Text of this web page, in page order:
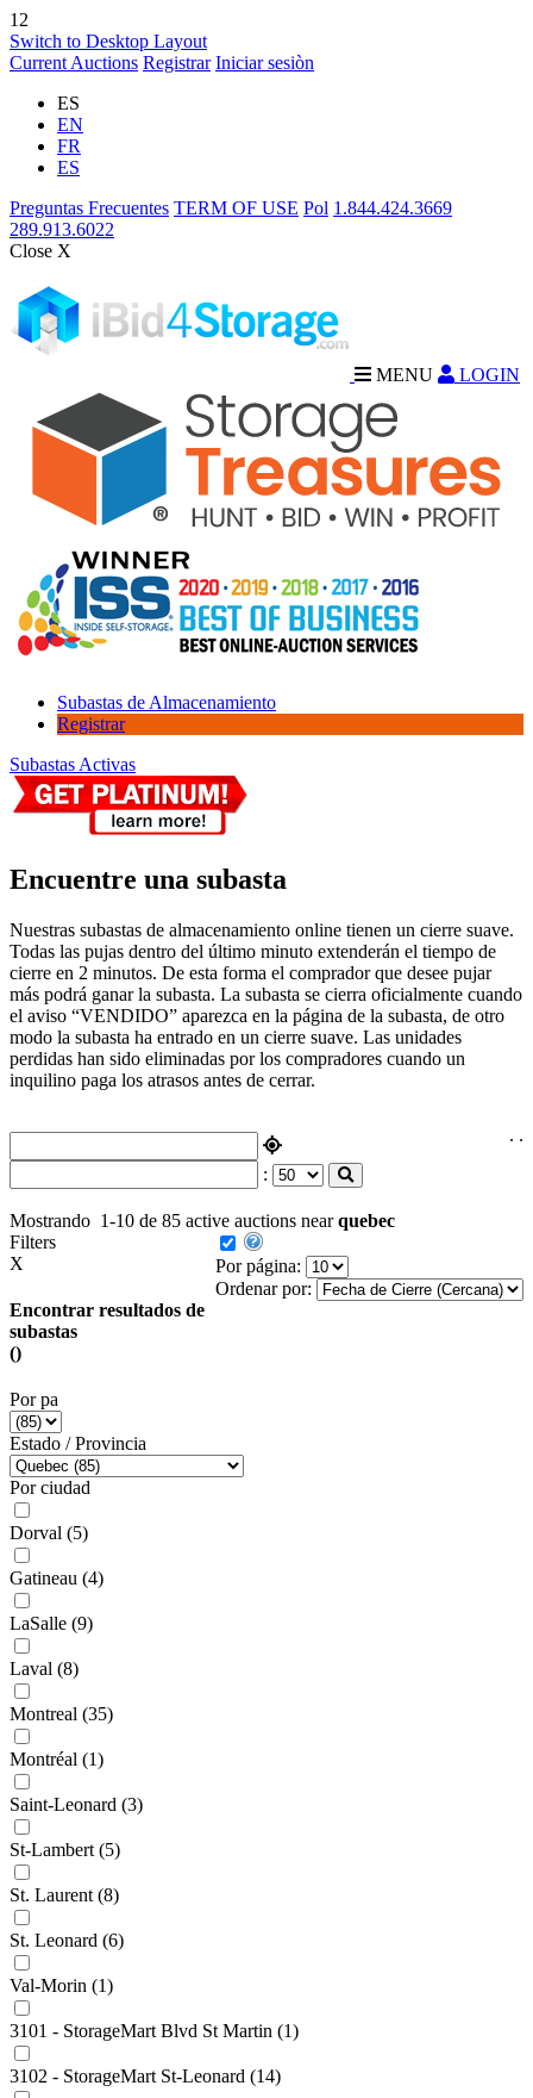
12
Switch to Desktop Layout
Current Auctions Registrar Iniciar sesiòn
ES
EN
FR
ES
Preguntas Frecuentes TERM OF USE Pol 1.844.424.3669
289.913.6022
Close X
MENU LOGIN
Subastas de Almacenamiento
Registrar
Subastas Activas
Encuentre una subasta
Nuestras subastas de almacenamiento online tienen un cierre suave.
Todas las pujas dentro del último minuto extenderán el tiempo de
cierre en 2 minutos. De esta forma el comprador que desee pujar
más podrá ganar la subasta. La subasta se cierra oficialmente cuando
el aviso “VENDIDO” aparezca en la página de la subasta, de otro
modo la subasta ha entrado en un cierre suave. Las unidades
perdidas han sido eliminadas por los compradores cuando un
inquilino paga los atrasos antes de cerrar.
. .
:
Mostrando 1-10 de 85 active auctions nearquebec
Por página:
Ordenar por:
Filters
X
Encontrar resultados de
subastas
()
Por pa
Estado / Provincia
Por ciudad
Dorval (5)
Gatineau (4)
LaSalle (9)
Laval (8)
Montreal (35)
Montréal (1)
Saint-Leonard (3)
St-Lambert (5)
St. Laurent (8)
St. Leonard (6)
Val-Morin (1)
3101 - StorageMart Blvd St Martin (1)
3102 - StorageMart St-Leonard (14)